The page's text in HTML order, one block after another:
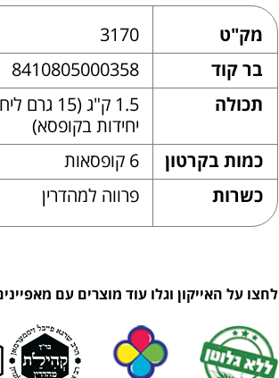
מק"ט 3170
בר קוד 8410805000358
תכולה
יחידות בקופסא)
כמות בקרטון 6 קופסאות
כשרות פרווה למהדרין
לחצו על האייקון וגלו עוד מוצרים עם